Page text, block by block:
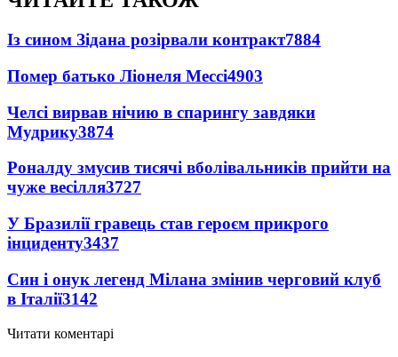
Із сином Зідана розірвали контракт7884
Помер батько Ліонеля Мессі4903
Челсі вирвав нічию в спарингу завдяки
Мудрику3874
Роналду змусив тисячі вболівальників прийти на
чуже весілля3727
У Бразилії гравець став героєм прикрого
інциденту3437
Син і онук легенд Мілана змінив черговий клуб
в Італії3142
Читати коментарі